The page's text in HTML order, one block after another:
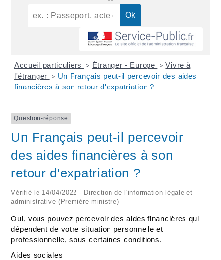
Accueil particuliers > Étranger - Europe > Vivre à
l'étranger
> Un Français peut-il percevoir des aides
financières à son retour d'expatriation ?
Question-réponse
Un Français peut-il percevoir
des aides financières à son
retour d'expatriation ?
Vérifié le 14/04/2022 - Direction de l'information légale et
administrative (Première ministre)
Oui, vous pouvez percevoir des aides financières qui
dépendent de votre situation personnelle et
professionnelle, sous certaines conditions.
Aides sociales